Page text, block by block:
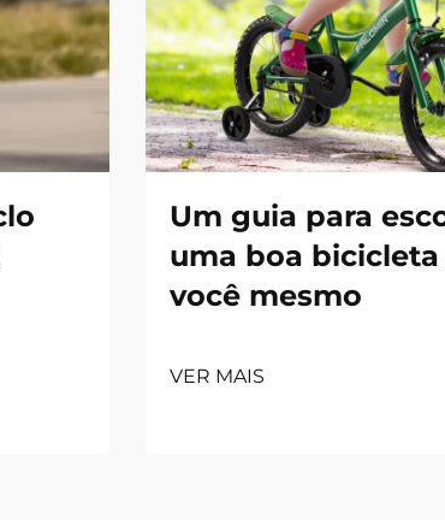
Um guia para
uma boa bicicleta
você mesmo
VER MAIS